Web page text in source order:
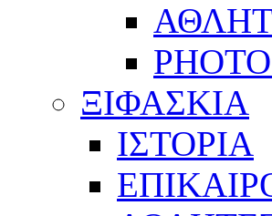
ΞΙΦΑΣΚΙΑ
ΙΣΤΟΡΙΑ